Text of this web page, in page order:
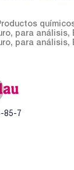
para análisis,
para análisis,
85-7